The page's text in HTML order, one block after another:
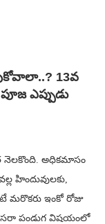
13వ
ఎప్పుడు
నెలకొంది. అధికమాసం
హిందువులకు,
మరొకరు ఇంకో రోజు
పండుగ విషయంలో